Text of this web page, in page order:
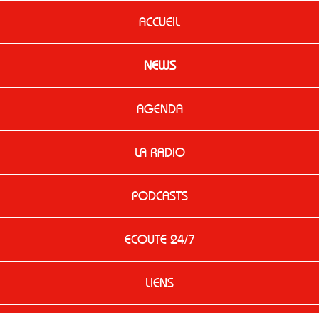
ACCUEIL
NEWS
AGENDA
LA RADIO
PODCASTS
ECOUTE 24/7
LIENS